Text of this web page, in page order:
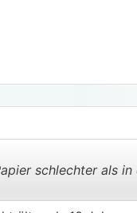
schlechter als